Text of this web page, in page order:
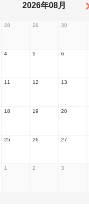
2026年08月
28 29 30
4 5 6
11 12 13
18 19 20
25 26 27
1 2 3